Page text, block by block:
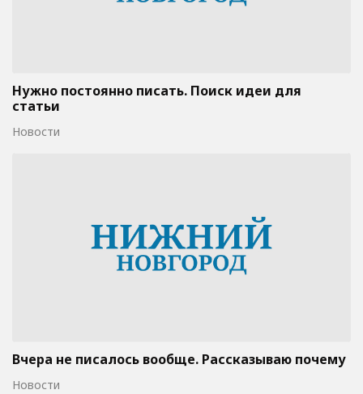
Нужно постоянно писать. Поиск идеи для
статьи
Новости
Вчера не писалось вообще. Рассказываю почему
Новости